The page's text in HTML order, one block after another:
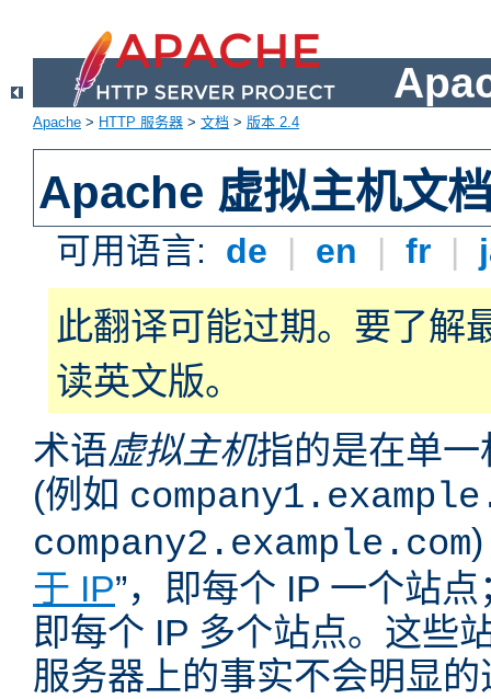
Apache > HTTP 服务器 > 文档 > 版本 2.4
Apache 虚拟主机文
可用语言: de | en | fr |
此翻译可能过期。要了解
读英文版。
术语虚拟主机指的是在单
(例如
company2.example.com)
于 IP”，即每个 IP 一个站点
即每个 IP 多个站点。这些
服务器上的事实不会明显